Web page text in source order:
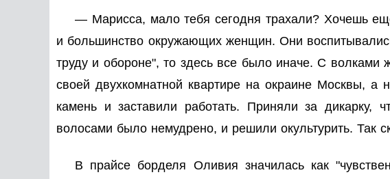
— Марисса, мало тебя сегодня трахали? Хочешь
и большинство окружающих женщин. Они
труду и обороне", то здесь все было иначе. С
своей двухкомнатной квартире на окраине Москвы,
камень и заставили работать. Приняли за дикарку,
волосами было немудрено, и решили окультурить. Так
В прайсе борделя Оливия значилась как